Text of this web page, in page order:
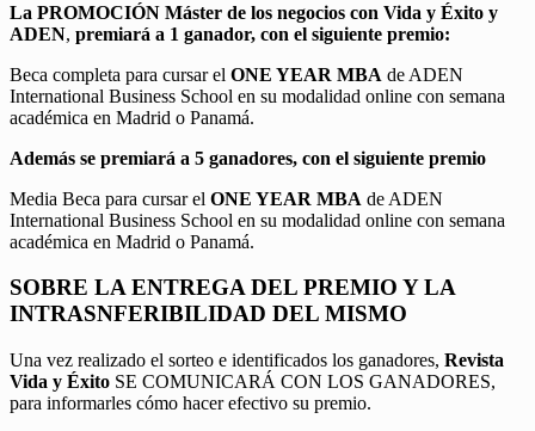
La PROMOCIÓN Máster de los negocios con Vida y Éxito y
ADEN, premiará a 1 ganador, con el siguiente premio:
Beca completa para cursar el ONE YEAR MBA de ADEN
International Business School en su modalidad online con semana
académica en Madrid o Panamá.
Además se premiará a 5 ganadores, con el siguiente premio
Media Beca para cursar el ONE YEAR MBA de ADEN
International Business School en su modalidad online con semana
académica en Madrid o Panamá.
SOBRE LA ENTREGA DEL PREMIO Y LA
INTRASNFERIBILIDAD DEL MISMO
Una vez realizado el sorteo e identificados los ganadores, Revista
Vida y Éxito SE COMUNICARÁ CON LOS GANADORES,
para informarles cómo hacer efectivo su premio.